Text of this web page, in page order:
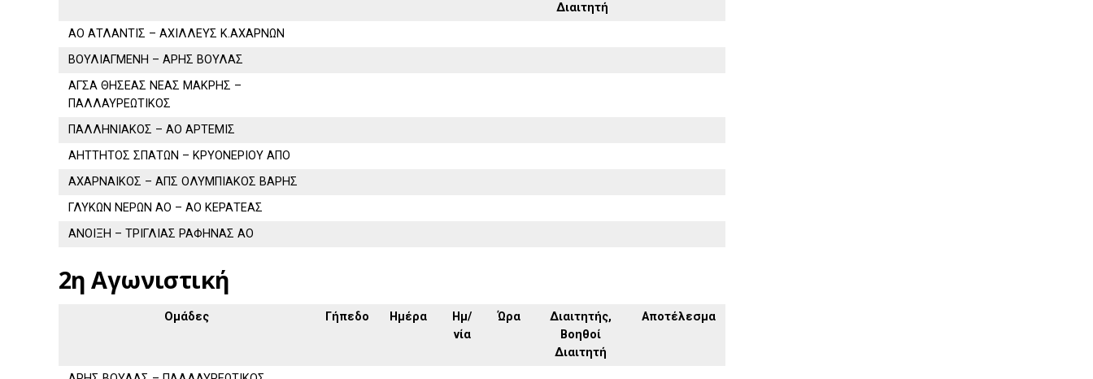
Διαιτητή
ΑΟ ΑΤΛΑΝΤΙΣ – ΑΧΙΛΛΕΥΣ Κ.ΑΧΑΡΝΩΝ
ΒΟΥΛΙΑΓΜΕΝΗ – ΑΡΗΣ ΒΟΥΛΑΣ
ΑΓΣΑ ΘΗΣΕΑΣ ΝΕΑΣ ΜΑΚΡΗΣ –
ΠΑΛΛΑΥΡΕΩΤΙΚΟΣ
ΠΑΛΛΗΝΙΑΚΟΣ – ΑΟ ΑΡΤΕΜΙΣ
ΑΗΤΤΗΤΟΣ ΣΠΑΤΩΝ – ΚΡΥΟΝΕΡΙΟΥ ΑΠΟ
ΑΧΑΡΝΑΙΚΟΣ – ΑΠΣ ΟΛΥΜΠΙΑΚΟΣ ΒΑΡΗΣ
ΓΛΥΚΩΝ ΝΕΡΩΝ ΑΟ – ΑΟ ΚΕΡΑΤΕΑΣ
ΑΝΟΙΞΗ – ΤΡΙΓΛΙΑΣ ΡΑΦΗΝΑΣ ΑΟ
2η Αγωνιστική
Ομάδες Γήπεδο Ημέρα
Ημ/
νία
Ώρα
Διαιτητής,
Βοηθοί
Διαιτητή
Αποτέλεσμα